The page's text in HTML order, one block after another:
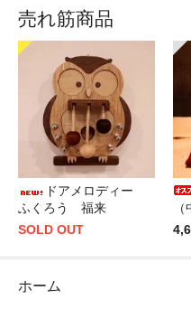
売れ筋商品
ドアメロディー
ふくろう 福来
SOLD OUT
（
ホーム